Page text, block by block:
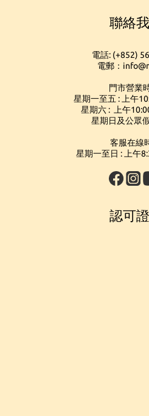
聯絡
電話: (+852)
電郵：
門市營業
星期一至五 : 上午
星期六 : 上午
星期日及公眾
客服在線
星期一至日 : 上午
認可